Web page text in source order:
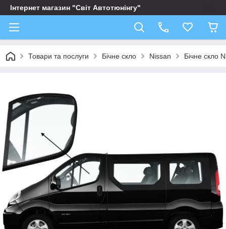
Інтернет магазин "Світ Автотюнінгу"
Товари та послуги Бічне скло Nissan Бічне скло